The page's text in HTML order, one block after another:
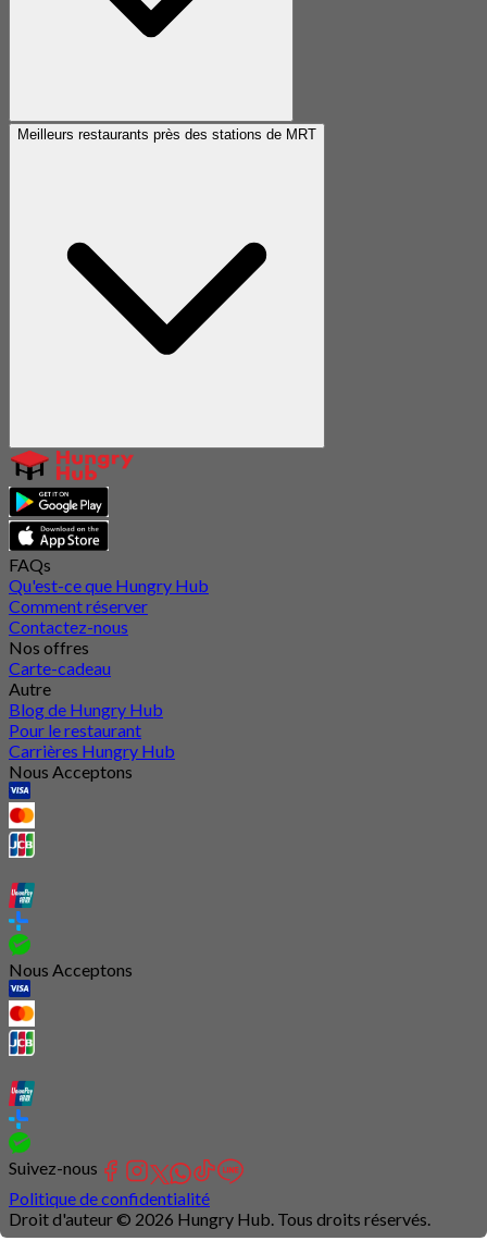
Meilleurs restaurants près des stations de MRT
FAQs
Qu'est-ce que Hungry Hub
Comment réserver
Contactez-nous
Nos offres
Carte-cadeau
Autre
Blog de Hungry Hub
Pour le restaurant
Carrières Hungry Hub
Nous Acceptons
Nous Acceptons
Suivez-nous
Politique de confidentialité
Droit d'auteur © 2026 Hungry Hub. Tous droits réservés.